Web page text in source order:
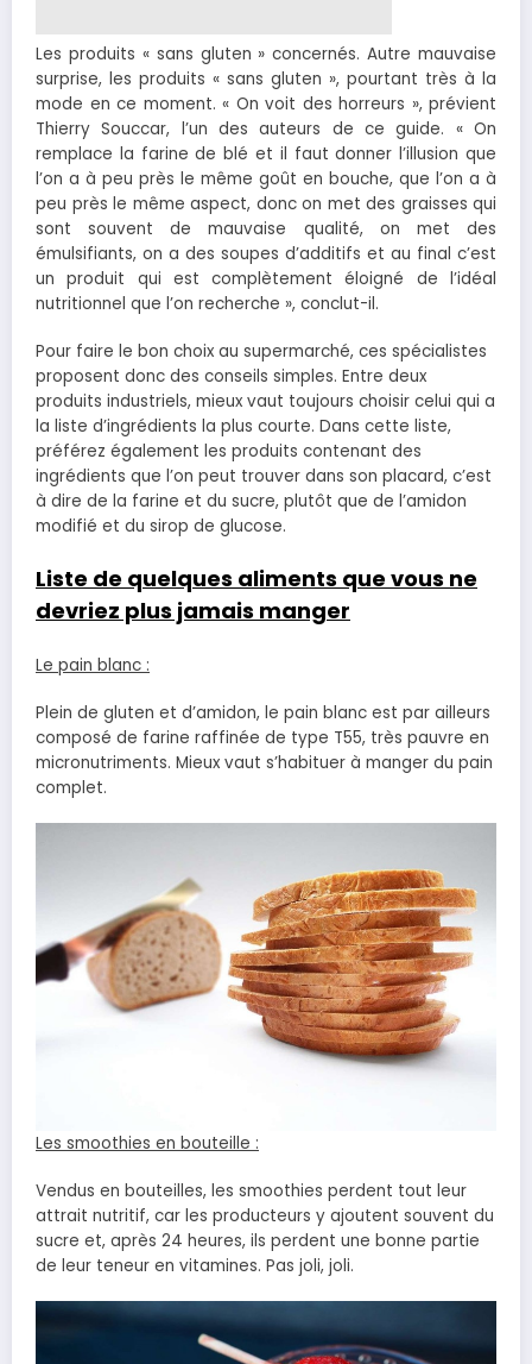
Les produits « sans gluten » concernés. Autre mauvaise
surprise, les produits « sans gluten », pourtant très à la
mode en ce moment. « On voit des horreurs », prévient
Thierry Souccar, l’un des auteurs de ce guide. « On
remplace la farine de blé et il faut donner l’illusion que
l’on a à peu près le même goût en bouche, que l’on a à
peu près le même aspect, donc on met des graisses qui
sont souvent de mauvaise qualité, on met des
émulsifiants, on a des soupes d’additifs et au final c’est
un produit qui est complètement éloigné de l’idéal
nutritionnel que l’on recherche », conclut-il.
Pour faire le bon choix au supermarché, ces spécialistes
proposent donc des conseils simples. Entre deux
produits industriels, mieux vaut toujours choisir celui qui a
la liste d’ingrédients la plus courte. Dans cette liste,
préférez également les produits contenant des
ingrédients que l’on peut trouver dans son placard, c’est
à dire de la farine et du sucre, plutôt que de l’amidon
modifié et du sirop de glucose.
Liste de quelques aliments que vous ne
devriez plus jamais manger
Le pain blanc :
Plein de gluten et d’amidon, le pain blanc est par ailleurs
composé de farine raffinée de type T55, très pauvre en
micronutriments. Mieux vaut s’habituer à manger du pain
complet.
Les smoothies en bouteille :
Vendus en bouteilles, les smoothies perdent tout leur
attrait nutritif, car les producteurs y ajoutent souvent du
sucre et, après 24 heures, ils perdent une bonne partie
de leur teneur en vitamines. Pas joli, joli.